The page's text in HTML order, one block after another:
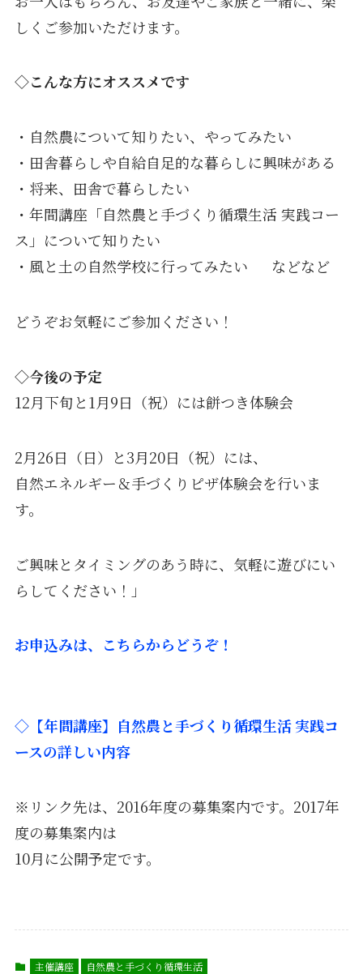
しくご参加いただけます。
◇こんな方にオススメです
・自然農について知りたい、やってみたい
・田舎暮らしや自給自足的な暮らしに興味がある
・将来、田舎で暮らしたい
・年間講座「自然農と手づくり循環生活 実践コー
ス」について知りたい
・風と土の自然学校に行ってみたい などなど
どうぞお気軽にご参加ください！
◇今後の予定
12月下旬と1月9日（祝）には餅つき体験会
2月26日（日）と3月20日（祝）には、
自然エネルギー＆手づくりピザ体験会を行いま
す。
ご興味とタイミングのあう時に、気軽に遊びにい
らしてください！」
お申込みは、こちらからどうぞ！
◇【年間講座】自然農と手づくり循環生活 実践コ
ースの詳しい内容
※リンク先は、2016年度の募集案内です。2017年
度の募集案内は
10月に公開予定です。
主催講座 自然農と手づくり循環生活